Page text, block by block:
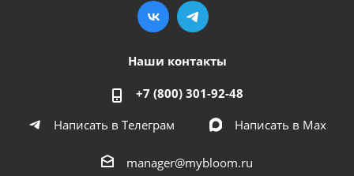
Наши контакты
+7 (800) 301-92-48
Написать в Телеграм
Написать в Мах
manager@mybloom.ru